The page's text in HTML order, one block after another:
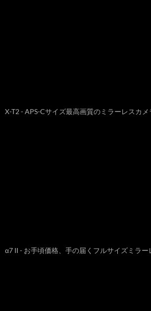
X-T2 - APS-Cサイズ最高画質のミラーレスカメ
α7 II - お手頃価格、手の届くフルサイズミラー